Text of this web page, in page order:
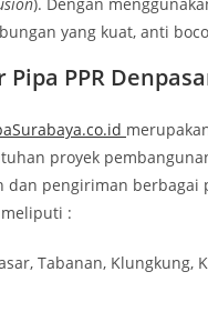
yang kuat, anti
Pipa PPR
proyek
dan pengiriman berbagai
:
Tabanan, Klungkung,